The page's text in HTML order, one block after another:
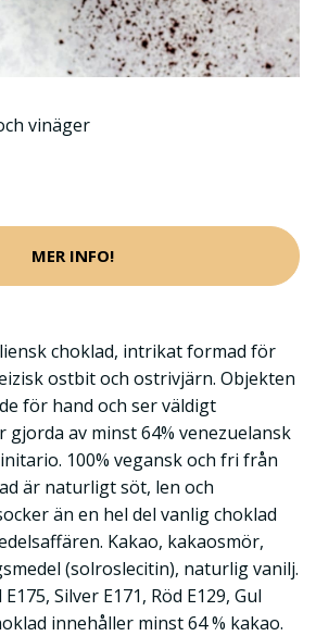
vinäger
MER INFO!
choklad, intrikat formad för
ostbit och ostrivjärn. Objekten
för hand och ser väldigt
gjorda av minst 64% venezuelansk
100% vegansk och fri från
är naturligt söt, len och
än en hel del vanlig choklad
Kakao, kakaosmör,
(solroslecitin), naturlig vanilj.
Silver E171, Röd E129, Gul
innehåller minst 64 % kakao.